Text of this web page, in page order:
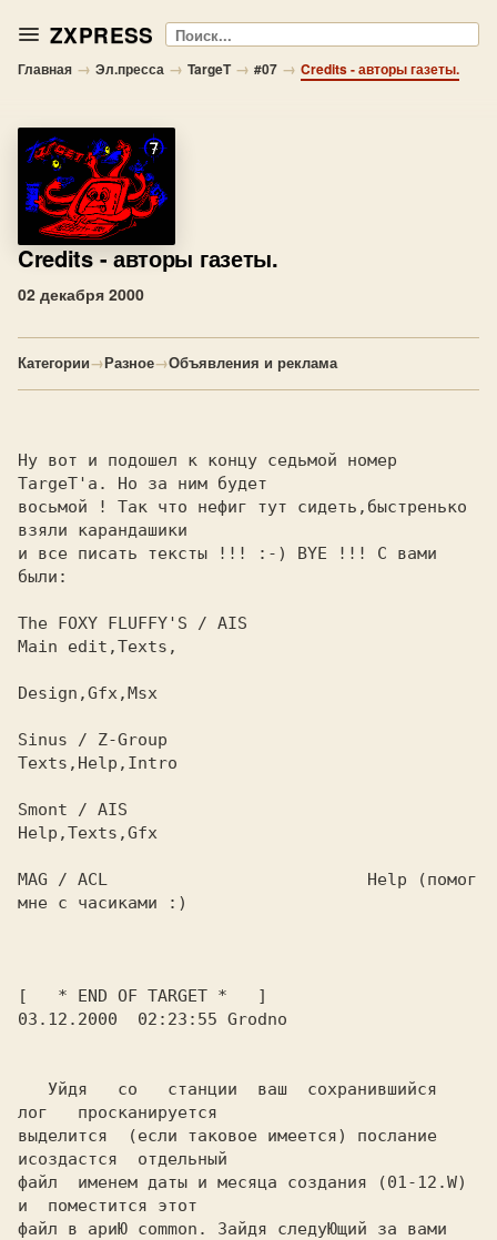
ZXPRESS Поиск
Главная → Эл.пресса → TargeT → #07 → Credits - авторы газеты.
Credits- авторы газеты.
02 декабря 2000
Категории→Разное→Объявления и реклама
Ну вот и подошел к концу седьмой номер
TargeT'a. Но за ним будет
восьмой ! Так что нефиг тут сидеть,быстренько
взяли карандашики
и все писать тексты !!! :-) BYE !!! С вами
были:
The FOXY FLUFFY'S / AIS
Main edit,Texts,
Design,Gfx,Msx
Sinus / Z-Group
Texts,Help,Intro
Smont / AIS
Help,Texts,Gfx
MAG / ACL                          Help (помог
мне с часиками :)
[   * END OF TARGET *   ]
03.12.2000  02:23:55 Grodno
лог   просканируется
выделится  (если таковое имеется) послание
исоздастся  отдельный
файл  именем даты и месяца создания (01-12.W)
и  поместится этот
файл в ариЮ common. Зайдя следуЮщий за вами